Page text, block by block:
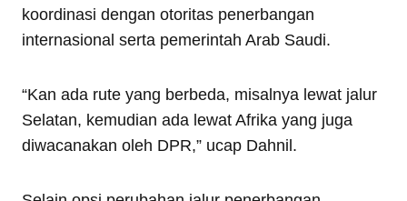
koordinasi dengan otoritas penerbangan
internasional serta pemerintah Arab Saudi.
“Kan ada rute yang berbeda, misalnya lewat jalur
Selatan, kemudian ada lewat Afrika yang juga
diwacanakan oleh DPR,” ucap Dahnil.